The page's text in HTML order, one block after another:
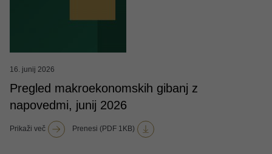
16. junij 2026
Pregled makroekonomskih gibanj z
napovedmi, junij 2026
Prikaži več Prenesi (PDF 1KB)